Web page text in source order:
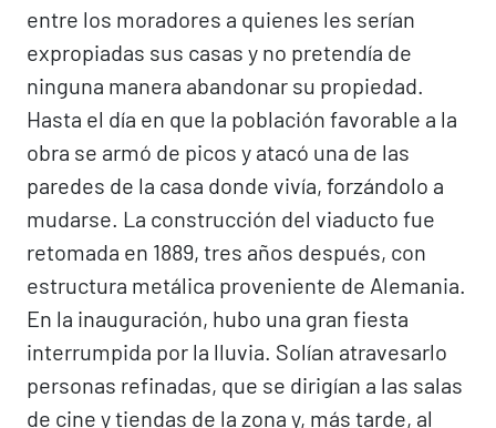
entre los moradores a quienes les serían
expropiadas sus casas y no pretendía de
ninguna manera abandonar su propiedad.
Hasta el día en que la población favorable a la
obra se armó de picos y atacó una de las
paredes de la casa donde vivía, forzándolo a
mudarse. La construcción del viaducto fue
retomada en 1889, tres años después, con
estructura metálica proveniente de Alemania.
En la inauguración, hubo una gran fiesta
interrumpida por la lluvia. Solían atravesarlo
personas refinadas, que se dirigían a las salas
de cine y tiendas de la zona y, más tarde, al